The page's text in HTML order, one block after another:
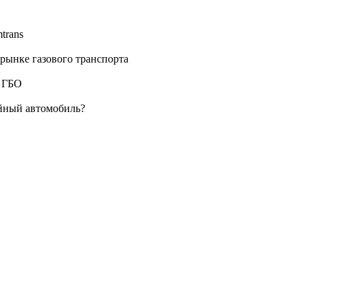
газового транспорта
ГБО
автомобиль?